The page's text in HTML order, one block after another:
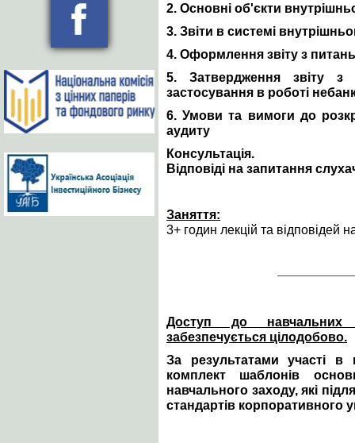
2. Основні об'єкти
3. Звіти в системі
4. Оформлення звіту з
5. Затвердження звіту з
застосування в роботі
6. Умови та вимоги до
аудиту
Консультація.
Відповіді на запитання
Заняття:
3+ годин лекцій та відповідей
Доступ до навчальних
забезпечується цілодобово.
За результатами участі в
комплект шаблонів
навчального заходу, які
стандартів корпоративного